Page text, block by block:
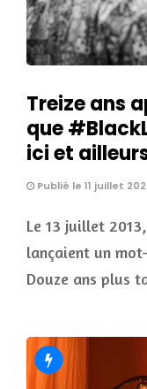
Treize ans
que
ici et
Publié le 11 juillet
Le 13 juillet
lançaient un
Douze ans plus